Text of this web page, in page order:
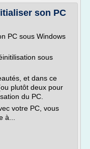
son PC
PC sous Windows
sous
et dans ce
plutôt deux pour
du PC.
votre PC, vous
à...